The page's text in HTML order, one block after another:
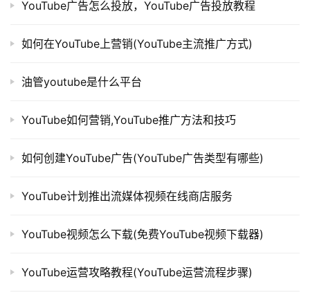
YouTube广告怎么投放，YouTube广告投放教程
如何在YouTube上营销(YouTube主流推广方式)
油管youtube是什么平台
YouTube如何营销,YouTube推广方法和技巧
如何创建YouTube广告(YouTube广告类型有哪些)
YouTube计划推出流媒体视频在线商店服务
YouTube视频怎么下载(免费YouTube视频下载器)
YouTube运营攻略教程(YouTube运营流程步骤)